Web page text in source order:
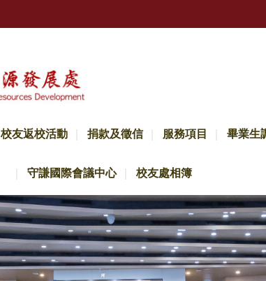
校友返校活動 捐款及徵信 服務項目 畢業生
守謙國際會議中心 校友處相簿